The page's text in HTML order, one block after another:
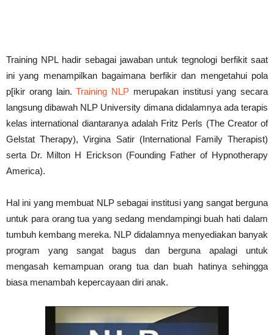
Training NPL hadir sebagai jawaban untuk tegnologi berfikit saat
ini yang menampilkan bagaimana berfikir dan mengetahui pola
p[ikir orang lain.Training NLP merupakan institusi yang secara
langsung dibawah NLP University dimana didalamnya ada terapis
kelas international diantaranya adalah Fritz Perls (The Creator of
Gelstat Therapy), Virgina Satir (International Family Therapist)
serta Dr. Milton H Erickson (Founding Father of Hypnotherapy
America).
Hal ini yang membuat NLP sebagai institusi yang sangat berguna
untuk para orang tua yang sedang mendampingi buah hati dalam
tumbuh kembang mereka. NLP didalamnya menyediakan banyak
program yang sangat bagus dan berguna apalagi untuk
mengasah kemampuan orang tua dan buah hatinya sehingga
biasa menambah kepercayaan diri anak.